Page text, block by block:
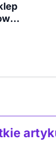
dropshippingowy?